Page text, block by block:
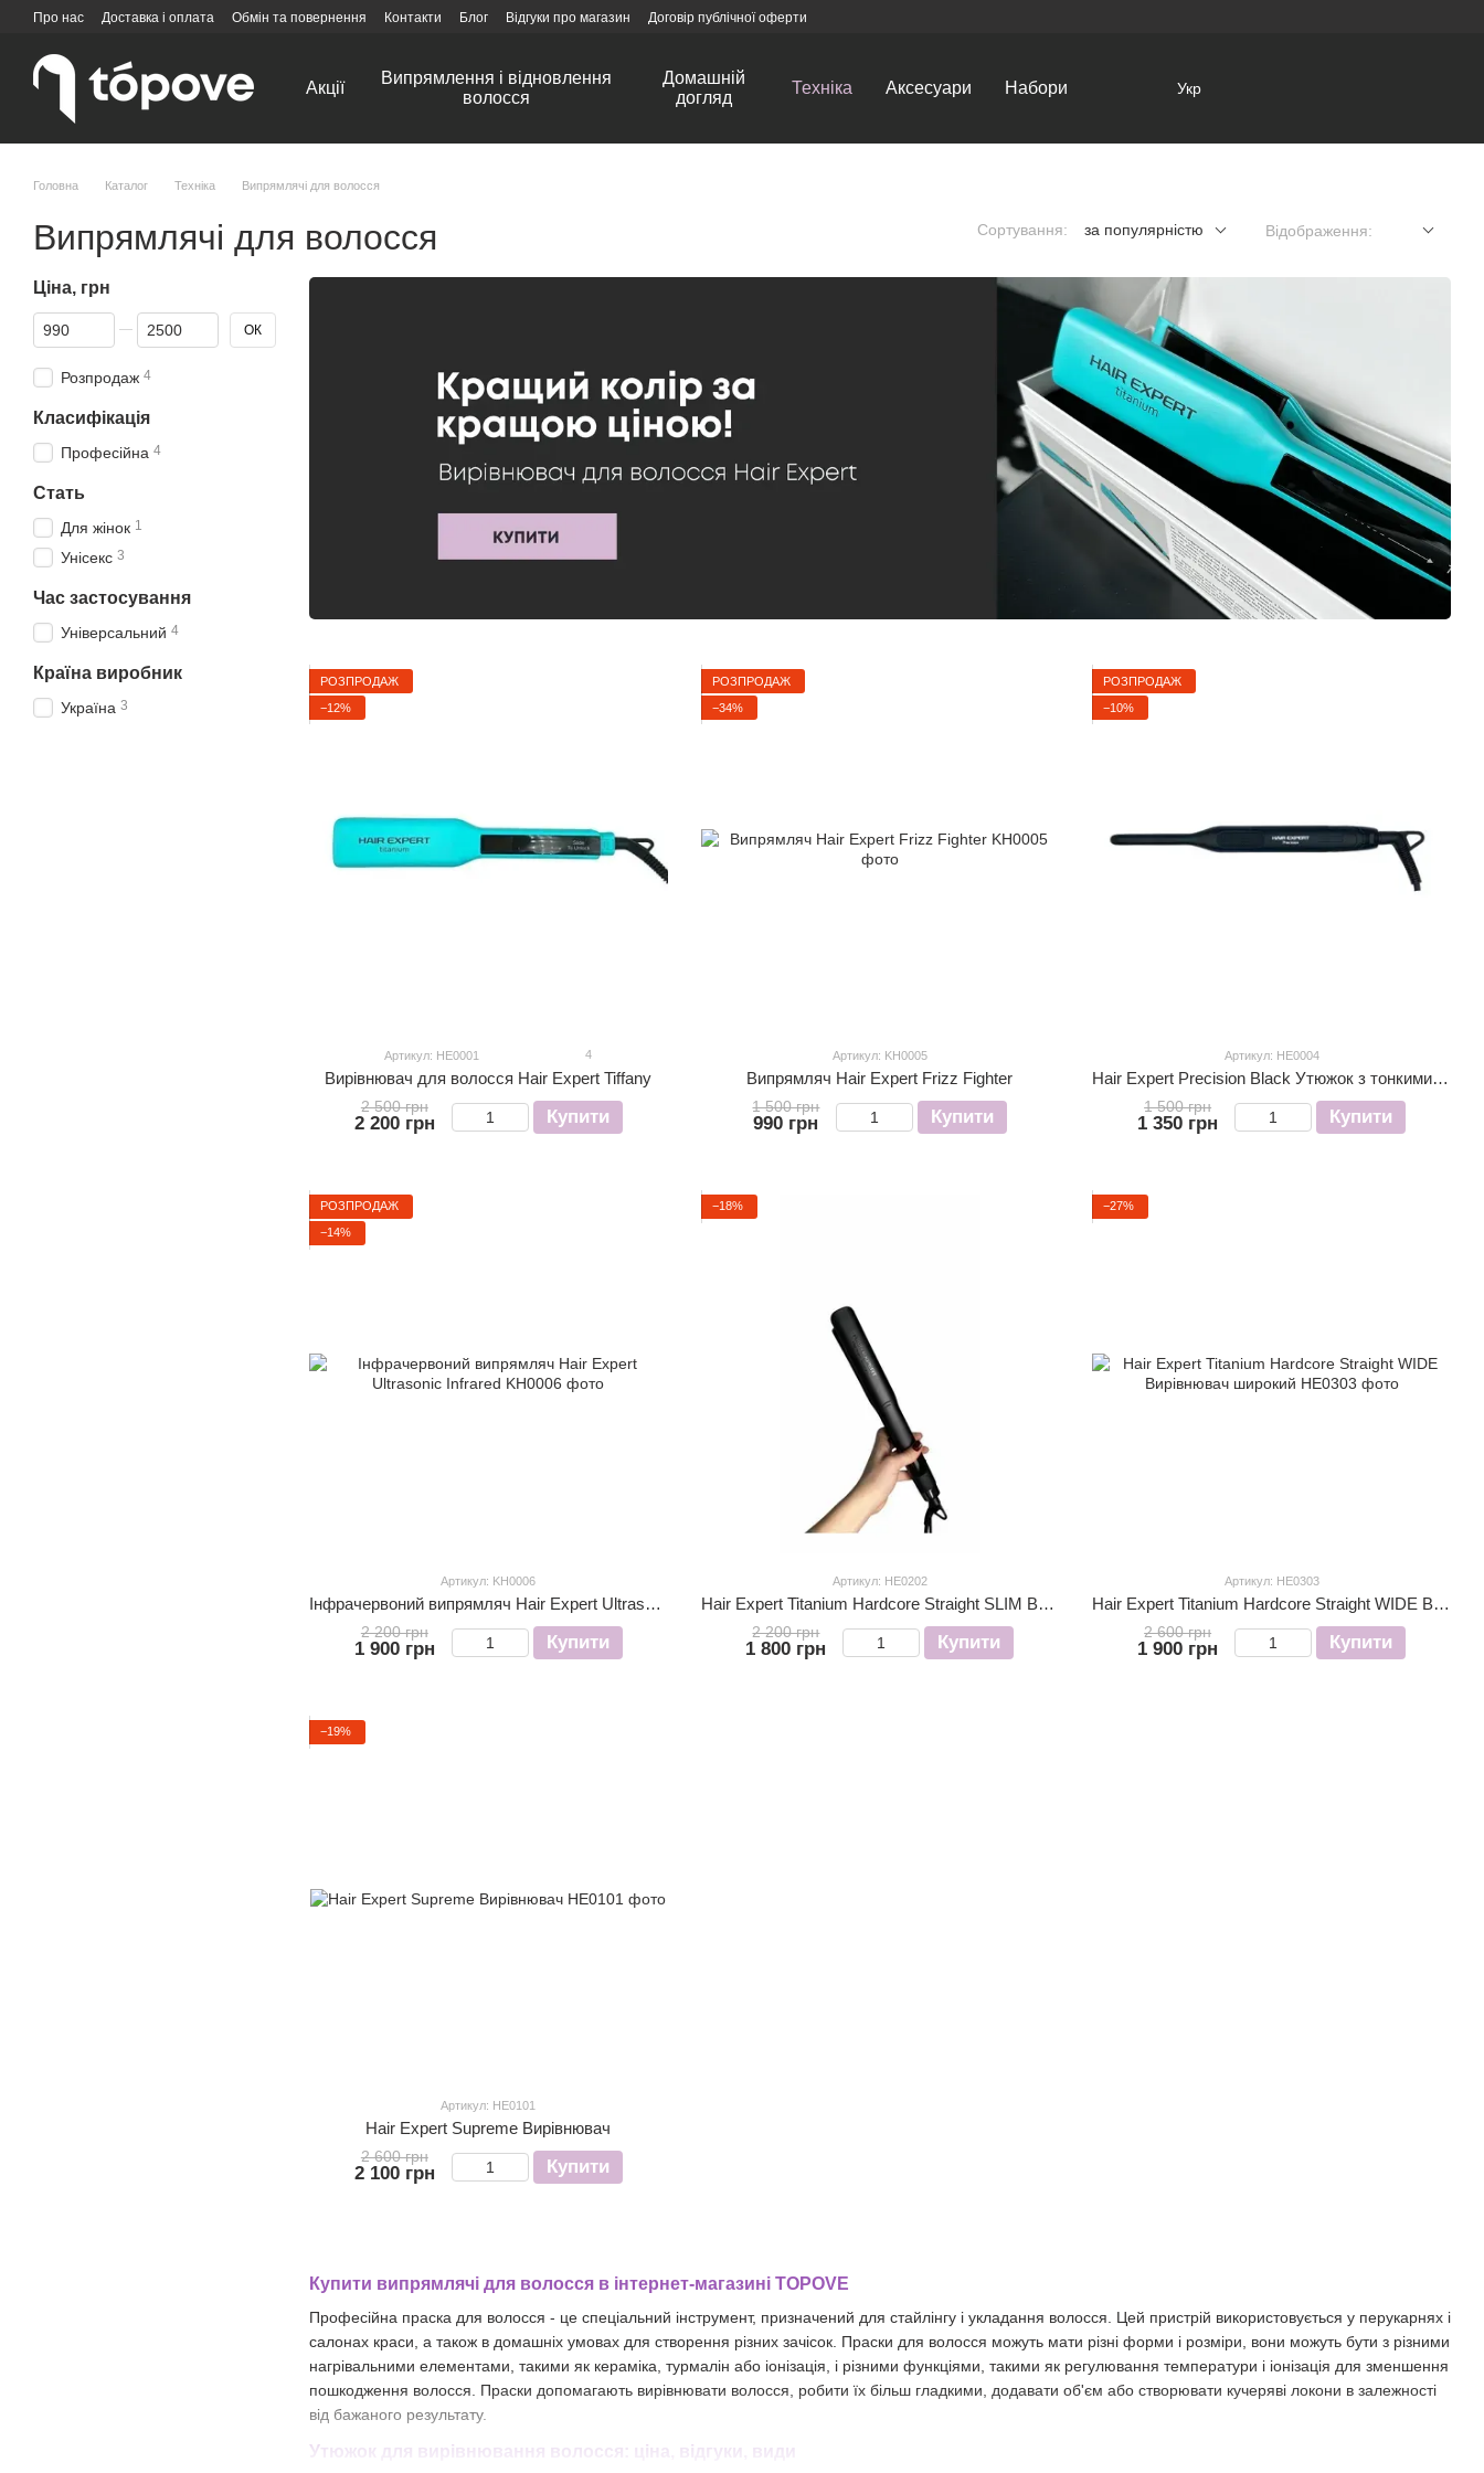
Перейти до основного контенту
Про нас Доставка і оплата Обмін та повернення Контакти Блог Відгуки про магазин Договір публічної оферти
Акції
Випрямлення і відновлення
волосся
Домашній
догляд
Техніка Аксесуари Набори Укр
Головна Каталог Техніка Випрямлячі для волосся
Випрямлячі для волосся Сортування: за популярністю Відображення:
Купити випрямлячі для волосся в інтернет-магазині TOPOVE
Професійна праска для волосся - це спеціальний інструмент, призначений для стайлінгу і укладання волосся. Цей пристрій використовується у перукарнях і
салонах краси, а також в домашніх умовах для створення різних зачісок. Праски для волосся можуть мати різні форми і розміри, вони можуть бути з різними
нагрівальними елементами, такими як кераміка, турмалін або іонізація, і різними функціями, такими як регулювання температури і іонізація для зменшення
пошкодження волосся. Праски допомагають вирівнювати волосся, робити їх більш гладкими, додавати об'єм або створювати кучеряві локони в залежності
від бажаного результату.
Утюжок для вирівнювання волосся: ціна, відгуки, види
РОЗПРОДАЖ
−12%
Артикул: HE0001 4
Вирівнювач для волосся Hair Expert Tiffany
2 500 грн
2 200 грн Купити
РОЗПРОДАЖ
−34%
Артикул: KH0005
Випрямляч Hair Expert Frizz Fighter
1 500 грн
990 грн Купити
РОЗПРОДАЖ
−10%
Артикул: HE0004
Hair Expert Precision Black Утюжок з тонкими пластинами
1 500 грн
1 350 грн Купити
РОЗПРОДАЖ
−14%
Артикул: KH0006
Інфрачервоний випрямляч Hair Expert Ultrasonic Infrared
2 200 грн
1 900 грн Купити
−18%
Артикул: HE0202
Hair Expert Titanium Hardcore Straight SLIM Вирівнювач тонкий
2 200 грн
1 800 грн Купити
−27%
Артикул: HE0303
Hair Expert Titanium Hardcore Straight WIDE Вирівнювач широкий
2 600 грн
1 900 грн Купити
−19%
Артикул: HE0101
Hair Expert Supreme Вирівнювач
2 600 грн
2 100 грн Купити
Ціна, грн
Від Ціна, грн
До Ціна, грн ОК
Розпродаж 4
Класифікація
Професійна 4
Стать
Для жінок 1
Унісекс 3
Час застосування
Універсальний 4
Країна виробник
Україна 3